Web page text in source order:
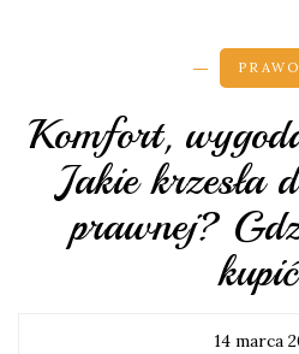
PRAWO
Komfort,
Jakie krzesła
prawnej?
14 marca